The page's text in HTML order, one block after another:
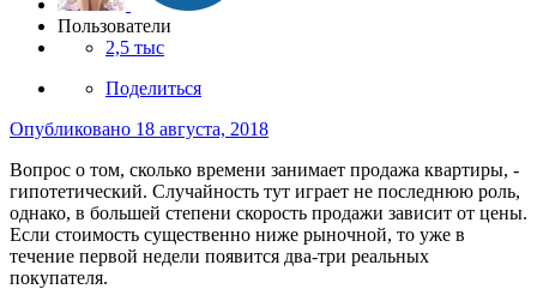
Пользователи
2,5 тыс
Поделиться
Опубликовано 18 августа, 2018
Вопрос о том, сколько времени занимает продажа квартиры, -
гипотетический. Случайность тут играет не последнюю роль,
однако, в большей степени скорость продажи зависит от цены.
Если стоимость существенно ниже рыночной, то уже в
течение первой недели появится два-три реальных
покупателя.